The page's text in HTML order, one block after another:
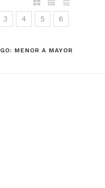
3 4 5 6
MENOR A MAYOR